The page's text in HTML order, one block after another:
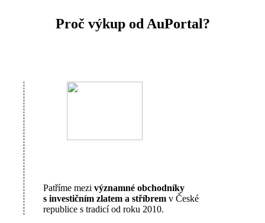
Proč výkup od AuPortal?
Patříme mezi významné obchodníky
s investičním zlatem a stříbrem v České
republice s tradicí od roku 2010.